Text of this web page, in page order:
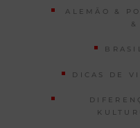
ALEMÃO &
DICAS DE